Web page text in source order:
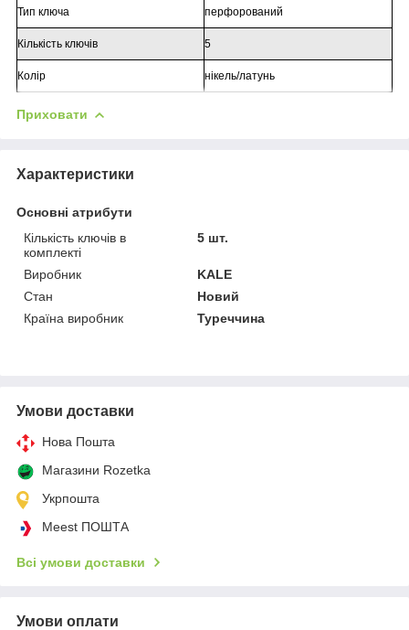
Тип ключа перфорований
Кількість ключів 5
Колір нікель/латунь
Приховати
Характеристики
Основні атрибути
Кількість ключів в
комплекті
5 шт.
Виробник
KALE
Стан
Новий
Країна виробник
Туреччина
Умови доставки
Нова Пошта
Магазини Rozetka
Укрпошта
Meest ПОШТА
Всі умови доставки
Умови оплати